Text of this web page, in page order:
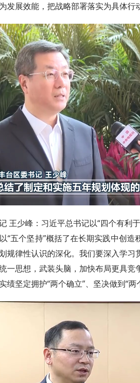
发展效能，把战略部署落实为具体行
王少峰：习近平总书记以“四个有利
“五个坚持”概括了在长期实践中创造
规律性认识的深化。我们要深入学习
一思想，武装头脑，加快布局更具竞
坚定拥护“两个确立”、坚决做到“两